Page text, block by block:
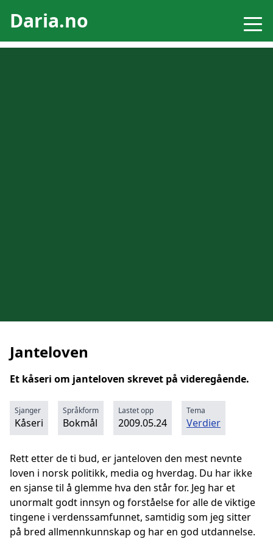
Daria.no
Janteloven
Et kåseri om janteloven skrevet på videregående.
Sjanger
Kåseri
Språkform
Bokmål
Lastet opp
2009.05.24
Tema
Verdier
Rett etter de ti bud, er janteloven den mest nevnte
loven i norsk politikk, media og hverdag. Du har ikke
en sjanse til å glemme hva den står for. Jeg har et
unormalt godt innsyn og forståelse for alle de viktige
tingene i verdenssamfunnet, samtidig som jeg sitter
på bred allmennkunnskap og har en god utdannelse.